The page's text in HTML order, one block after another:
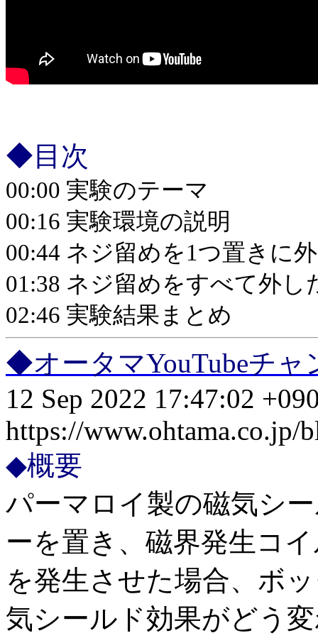
◆目次
00:00 実験のテーマ
00:16 実験環境の説明
00:44 ネジ留めを1つ置きに
01:38 ネジ留めをすべて外
02:46 実験結果まとめ
◆オータマYouTubeチャ
12 Sep 2022 17:47:02
https://www.ohtama.co.jp/
◆概要
パーマロイ製の磁気シ
ーを置き、磁界発生コ
を発生させた場合、ボ
気シールド効果がどう